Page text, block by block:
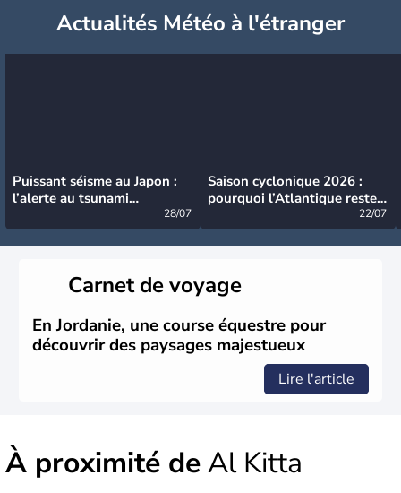
Actualités Météo à l'étranger
Puissant séisme au Japon :
l’alerte au tsunami
28/07
Saison cyclonique 2026 :
pourquoi l’Atlantique reste
22/07
Carnet de voyage
En Jordanie, une course équestre pour
découvrir des paysages majestueux
Lire l'article
À proximité deAl Kitta